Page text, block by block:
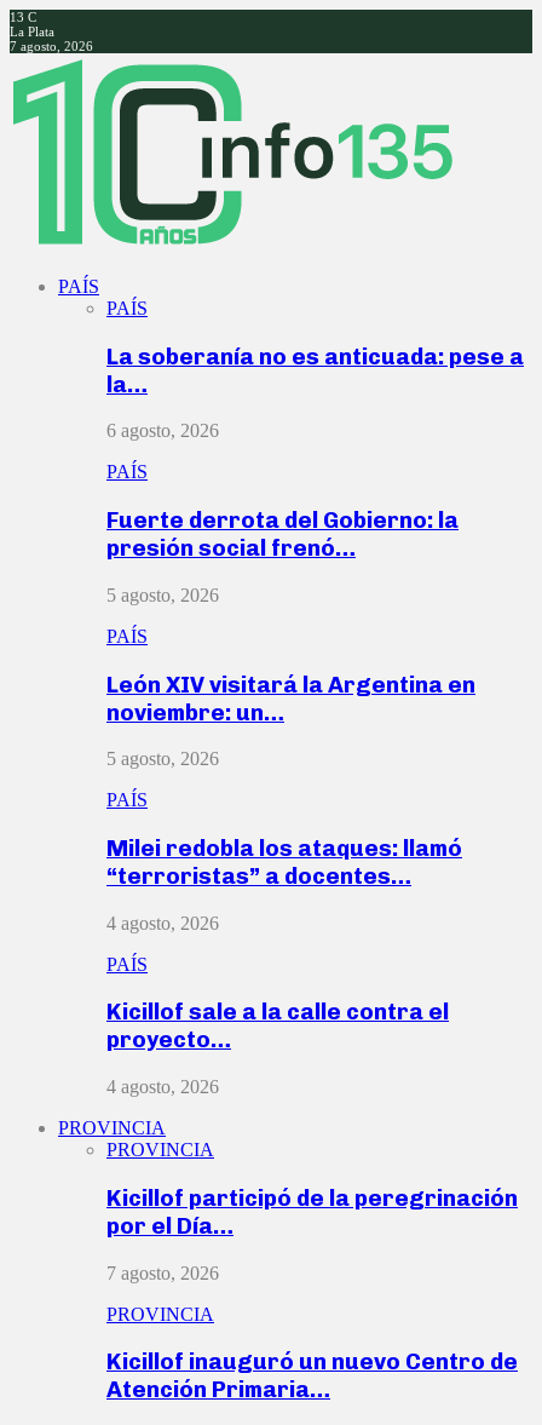
13 C
La Plata
7 agosto, 2026
Facebook
Twitter
Instagram
Youtube
PAÍS
PAÍS
La soberanía no es anticuada: pese a
la…
6 agosto, 2026
PAÍS
Fuerte derrota del Gobierno: la
presión social frenó…
5 agosto, 2026
PAÍS
León XIV visitará la Argentina en
noviembre: un…
5 agosto, 2026
PAÍS
Milei redobla los ataques: llamó
“terroristas” a docentes…
4 agosto, 2026
PAÍS
Kicillof sale a la calle contra el
proyecto…
4 agosto, 2026
PROVINCIA
PROVINCIA
Kicillof participó de la peregrinación
por el Día…
7 agosto, 2026
PROVINCIA
Kicillof inauguró un nuevo Centro de
Atención Primaria…